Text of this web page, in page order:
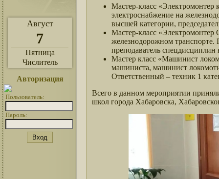
Август
7
Пятница
Числитель
Авторизация
Пользователь:
Пароль:
Мастер-класс «Электромонтер
электроснабжение на
высшей категории,
Мастер-класс «Электромонтер
железнодорожном транспорте.
преподаватель
Мастер класс «Машинист
машиниста, машинист
Ответственный – техник 1
Всего в данном мероприятии
школ города Хабаровска,